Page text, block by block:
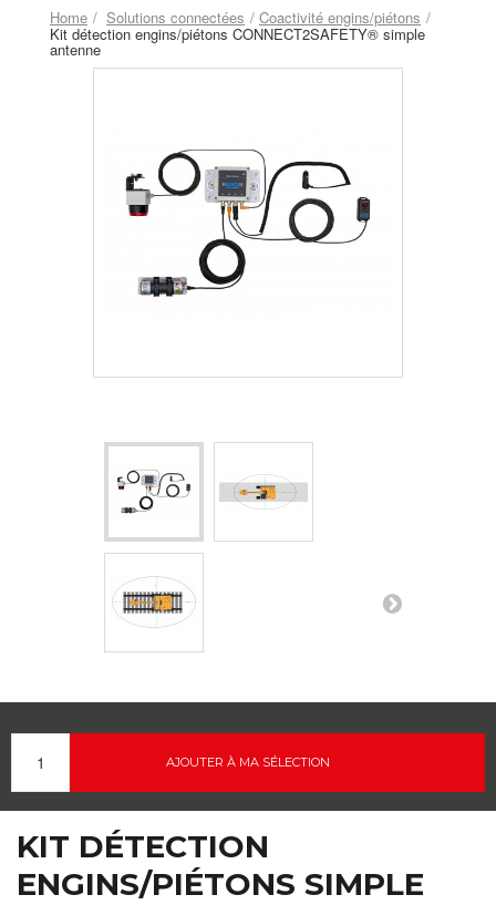
Home Solutions connectées Coactivité engins/piétons
Kit détection engins/piétons CONNECT2SAFETY® simple
antenne
AJOUTER À MA SÉLECTION
KIT DÉTECTION
ENGINS/PIÉTONS SIMPLE